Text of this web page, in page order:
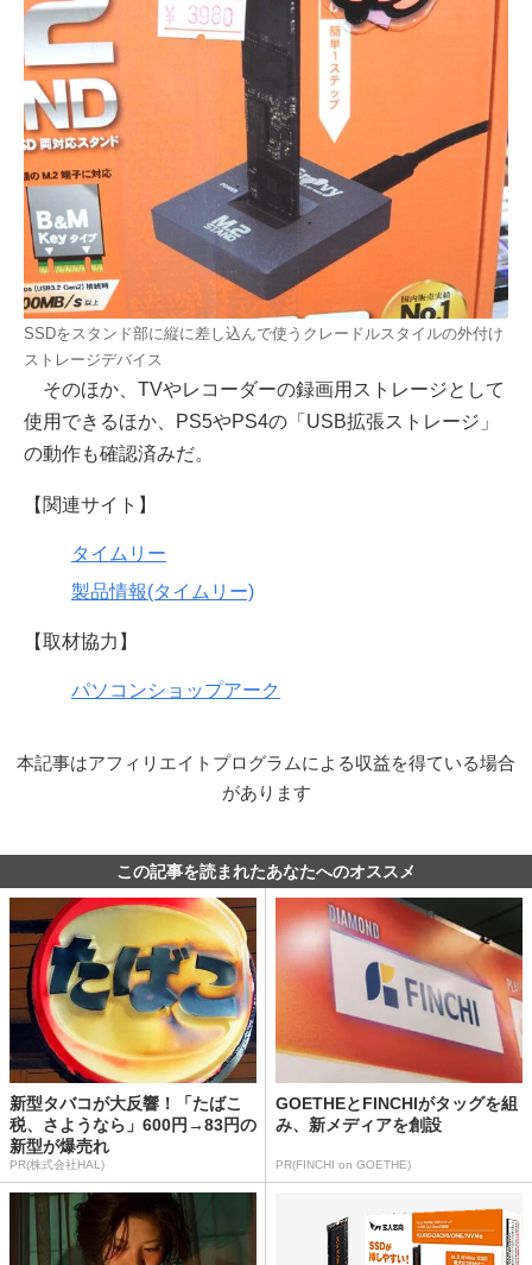
SSDをスタンド部に縦に差し込んで使うクレードルスタイルの外付け
ストレージデバイス
そのほか、TVやレコーダーの録画用ストレージとして
使用できるほか、PS5やPS4の「USB拡張ストレージ」
の動作も確認済みだ。
【関連サイト】
タイムリー
製品情報(タイムリー)
【取材協力】
パソコンショップアーク
本記事はアフィリエイトプログラムによる収益を得ている場合
があります
この記事を読まれたあなたへのオススメ
新型タバコが大反響！「たばこ
税、さようなら」600円→83円の
新型が爆売れ
PR(株式会社HAL)
GOETHEとFINCHIがタッグを組
み、新メディアを創設
PR(FINCHI on GOETHE)